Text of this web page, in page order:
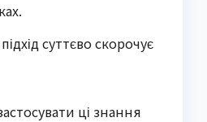
суттєво скорочує
ці знання